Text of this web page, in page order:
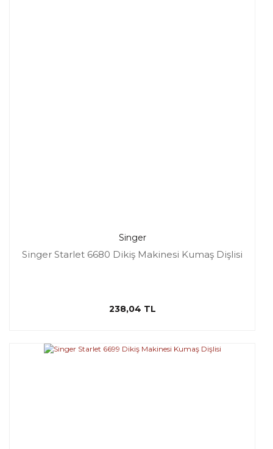
Singer
Singer Starlet 6680 Dikiş Makinesi Kumaş Dişlisi
238,04 TL